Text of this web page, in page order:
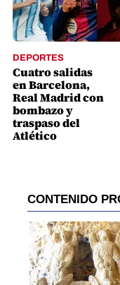
DEPORTES
Cuatro salidas
en Barcelona,
Real Madrid con
bombazo y
traspaso del
Atlético